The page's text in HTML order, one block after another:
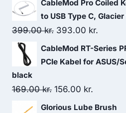
was:
279.00 kr..
CableMod Pro Coiled
to USB Type C,
399.00kr. Original
price
was:
393.00 kr.
price
is:
CableMod RT-Series
PCIe Kabel for ASUS/
black
169.00kr. Original
price
156.00 kr.
price
Glorious Lube Brush